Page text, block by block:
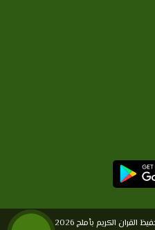
الكريم بأملج 2026